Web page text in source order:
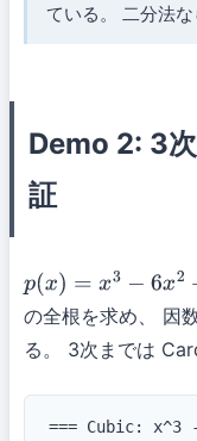
ている。 二分法な
Demo 2: 3
証
p(x)= x3 −6 x2 +11x −
(x−1)(x−2)(x− )
の全根を求め、 因
る。 3次までは
=== Cubic: x^3